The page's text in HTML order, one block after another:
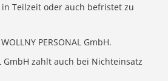
Teilzeit oder auch befristet zu
PERSONAL GmbH.
GmbH zahlt auch bei Nichteinsatz